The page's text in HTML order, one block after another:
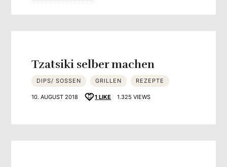
Tzatsiki selber machen
DIPS/ SOSSEN GRILLEN REZEPTE
10. AUGUST 2018 1 LIKE 1.325 VIEWS